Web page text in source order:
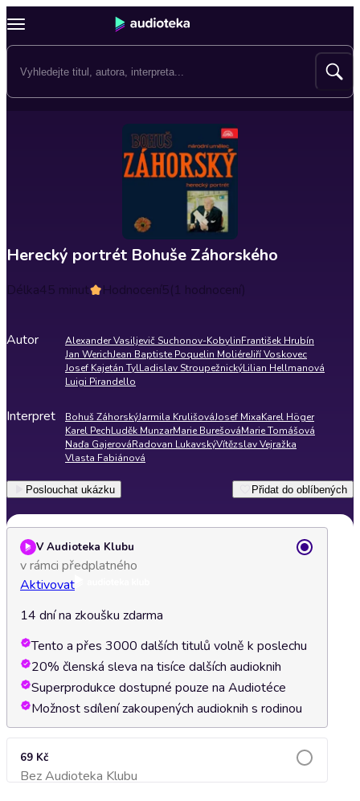
Herecký portrét Bohuše Záhorského
Délka45 minut Hodnocení5(1 hodnocení)
Autor Alexander Vasiljevič Suchonov-KobylinFrantišek Hrubín
Jan WerichJean Baptiste Poquelin MoliéreJiří Voskovec
Josef Kajetán TylLadislav StroupežnickýLilian Hellmanová
Luigi Pirandello
Interpret Bohuš ZáhorskýJarmila KrulišováJosef MixaKarel Höger
Karel PechLuděk MunzarMarie BurešováMarie Tomášová
Naďa GajerováRadovan LukavskýVítězslav Vejražka
Vlasta Fabiánová
Poslouchat ukázku Přidat do oblíbených
V Audioteka Klubu
v rámci předplatného
Aktivovat
14 dní na zkoušku zdarma
Tento a přes 3000 dalších titulů volně k poslechu
20% členská sleva na tisíce dalších audioknih
Superprodukce dostupné pouze na Audiotéce
Možnost sdílení zakoupených audioknih s rodinou
69 Kč
Bez Audioteka KlubuPřidat do košíku